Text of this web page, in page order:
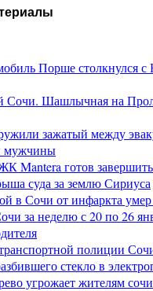
Порше столкнулся с
Сочи. Шашлычная на
зажатый между
мужчины
Mantera готов завершить
суда за землю Сириуса
в Сочи от инфаркта
за неделю с 20 по 26
полиции
стекло в
угрожает жителям